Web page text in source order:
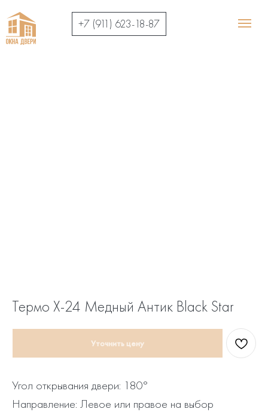
+7 (911) 623-18-87
Термо Х-24 Медный Антик Black Star
Уточнить цену
Угол открывания двери: 180°
Направление: Левое или правое на выбор